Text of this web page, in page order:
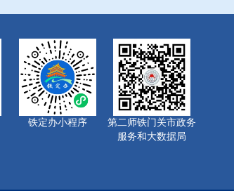
铁定办小程序
第二师铁门关市政务
服务和大数据局